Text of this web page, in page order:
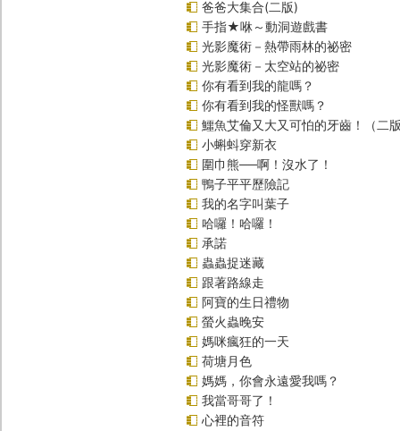
爸爸大集合(二版)
手指★咻～動洞遊戲書
光影魔術－熱帶雨林的祕密
光影魔術－太空站的祕密
你有看到我的龍嗎？
你有看到我的怪獸嗎？
鱷魚艾倫又大又可怕的牙齒！（二
小蝌蚪穿新衣
圍巾熊──啊！沒水了！
鴨子平平歷險記
我的名字叫葉子
哈囉！哈囉！
承諾
蟲蟲捉迷藏
跟著路線走
阿寶的生日禮物
螢火蟲晚安
媽咪瘋狂的一天
荷塘月色
媽媽，你會永遠愛我嗎？
我當哥哥了！
心裡的音符